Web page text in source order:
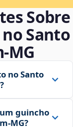
Sobre
Santo
no Santo
guincho